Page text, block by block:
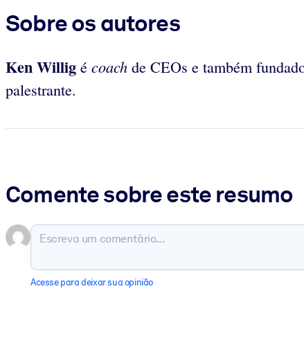
Sobre os autores
KenWillig é coach de CEOs e também
palestrante.
Comente sobre este resumo
Acesse para deixar sua opinião